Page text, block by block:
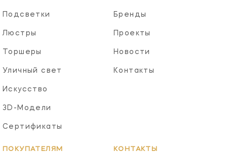
Подсветки
Люстры
Торшеры
Уличный свет
Искусство
3D-Модели
Сертификаты
Бренды
Проекты
Новости
Контакты
ПОКУПАТЕЛЯМ КОНТАКТЫ